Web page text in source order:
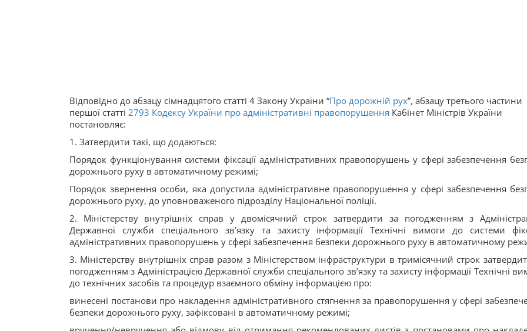
Відповідно до абзацу сімнадцятого статті 4 Закону України “Про дорожній рух”, абзацу третього частини
першої статті 2793 Кодексу України про адміністративні правопорушення Кабінет Міністрів України
постановляє:
1. Затвердити такі, що додаються:
Порядок функціонування системи фіксації адміністративних правопорушень у сфері забезпечення
дорожнього руху в автоматичному режимі;
Порядок звернення особи, яка допустила адміністративне правопорушення у сфері забезпечення
дорожнього руху, до уповноваженого підрозділу Національної поліції.
2. Міністерству внутрішніх справ у двомісячний строк затвердити за погодженням з
Державної служби спеціального зв’язку та захисту інформації Технічні вимоги до системи
адміністративних правопорушень у сфері забезпечення безпеки дорожнього руху в автоматичному
3. Міністерству внутрішніх справ разом з Міністерством інфраструктури в тримісячний строк
погодженням з Адміністрацією Державної служби спеціального зв’язку та захисту інформації Технічні
до технічних засобів та процедур взаємного обміну інформацією про:
винесені постанови про накладення адміністративного стягнення за правопорушення у сфері
безпеки дорожнього руху, зафіксовані в автоматичному режимі;